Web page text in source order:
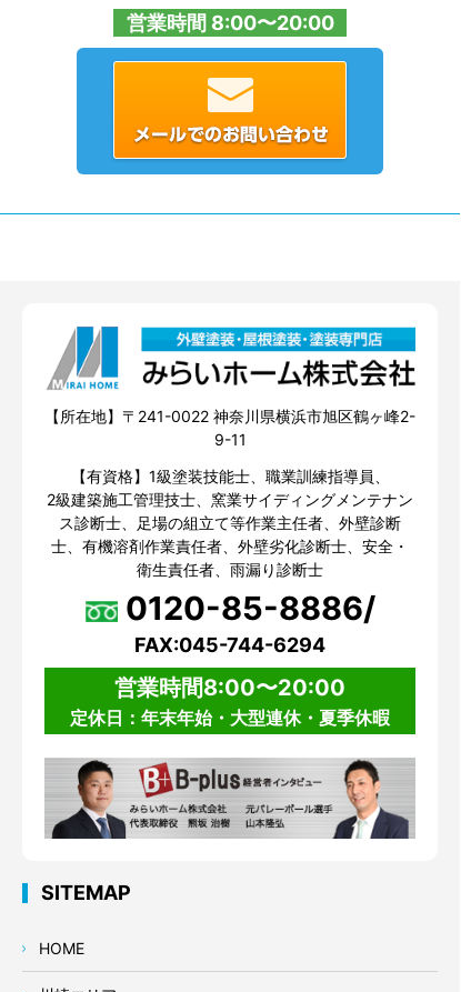
営業時間 8:00〜20:00
【所在地】〒241-0022 神奈川県横浜市旭区鶴ヶ峰2-
9-11
【有資格】1級塗装技能士、職業訓練指導員、
2級建築施工管理技士、窯業サイディングメンテナン
ス診断士、足場の組立て等作業主任者、外壁診断
士、有機溶剤作業責任者、外壁劣化診断士、安全・
衛生責任者、雨漏り診断士
0120-85-8886/
FAX:045-744-6294
営業時間8:00〜20:00
定休日：年末年始・大型連休・夏季休暇
SITEMAP
HOME